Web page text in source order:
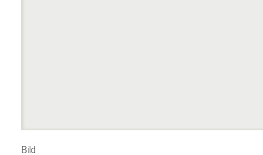
Bild